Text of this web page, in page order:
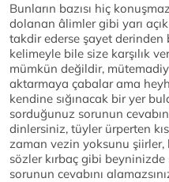
Bunların bazısı hiç
dolanan âlimler gibi yarı
takdir ederse şayet
kelimeyle bile size karşılık
mümkün değildir,
aktarmaya çabalar ama
kendine sığınacak bir yer
sorduğunuz sorunun
dinlersiniz, tüyler ürperten
zaman vezin yoksunu
sözler kırbaç gibi
sorunun cevabını